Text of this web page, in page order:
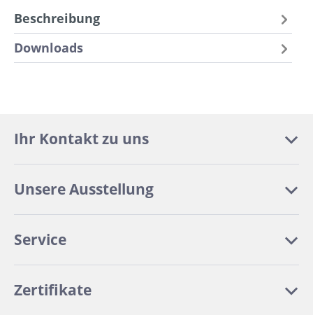
Beschreibung
Downloads
Ihr Kontakt zu uns
Unsere Ausstellung
Service
Zertifikate